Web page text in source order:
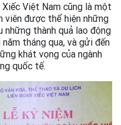
Việt Nam cũng là một
viên được thể hiện những
những thành quả lao động
tháng qua, và gửi đến
khát vọng của ngành
quốc tế.